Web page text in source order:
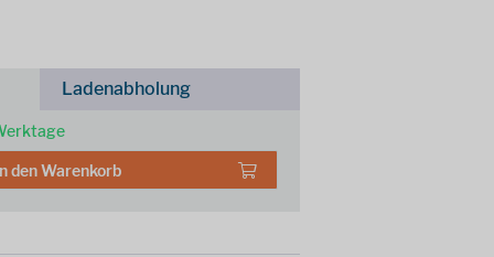
Ladenabholung
denWarenkorb